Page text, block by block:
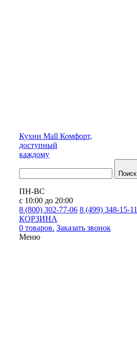
Кухни Mall Комфорт,
доступный
каждому
Поиск
ПН-ВС
с 10:00 до 20:00
8 (800) 302-77-06 8 (499) 348-15-11
КОРЗИНА
0 товаров. Заказать звонок
Меню